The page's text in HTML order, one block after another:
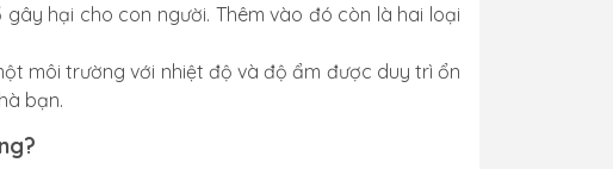
hại cho con người. Thêm vào đó còn là hai loại
môi trường với nhiệt độ và độ ẩm được duy trì ổn
bạn.